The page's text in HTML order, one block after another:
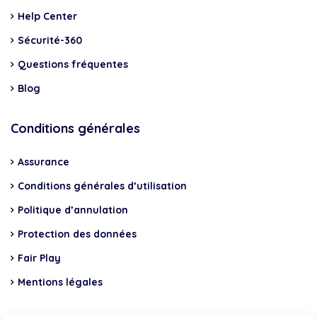
Help Center
Sécurité-360
Questions fréquentes
Blog
Conditions générales
Assurance
Conditions générales d’utilisation
Politique d’annulation
Protection des données
Fair Play
Mentions légales